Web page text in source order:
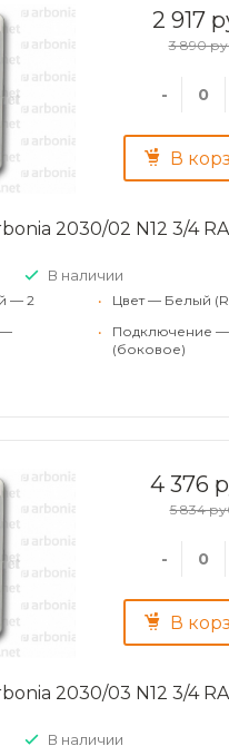
2 917
3 890
-
В
2030/02 N12 3/4
В наличии
— 2
—
•
Цвет — Белый
•
Подключение —
(боковое)
4 376
5 834
-
В
2030/03 N12 3/4
В наличии